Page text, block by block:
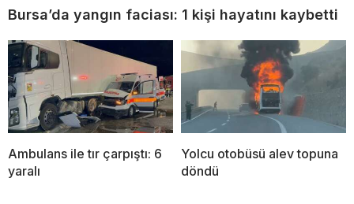
Bursa’da yangın faciası: 1 kişi hayatını kaybetti
Ambulans ile tır çarpıştı: 6
yaralı
Yolcu otobüsü alev topuna
döndü